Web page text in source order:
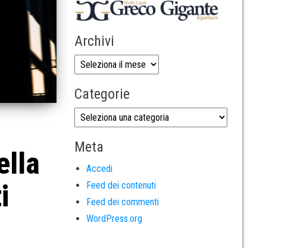
Archivi
Categorie
Meta
Accedi
Feed dei contenuti
Feed dei commenti
WordPress.org